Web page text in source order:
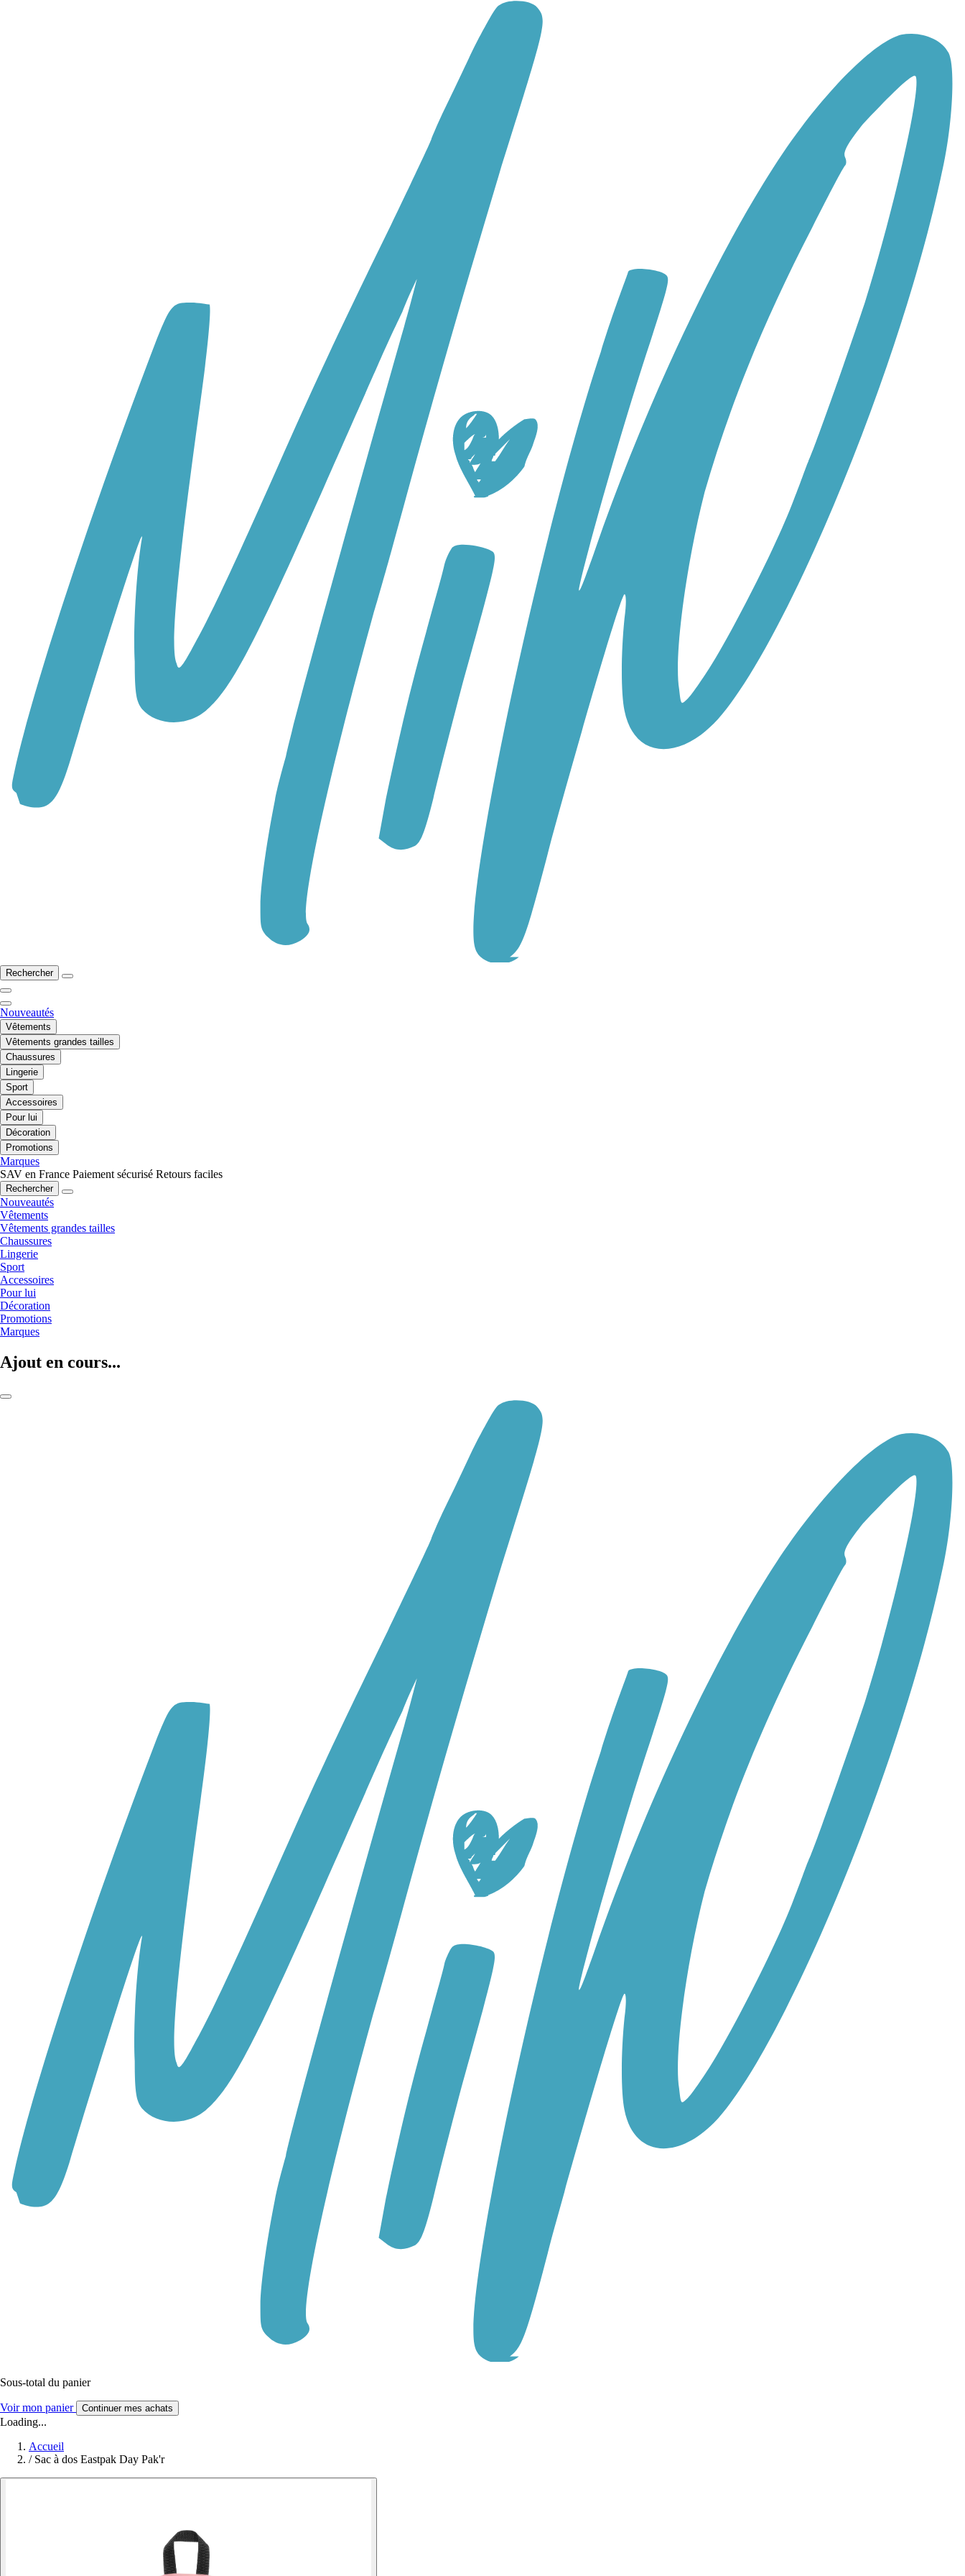
Rechercher
Nouveautés
Vêtements
Vêtements grandes tailles
Chaussures
Lingerie
Sport
Accessoires
Pour lui
Décoration
Promotions
Marques
SAV en France Paiement sécurisé Retours faciles
Rechercher
Nouveautés
Vêtements
Vêtements grandes tailles
Chaussures
Lingerie
Sport
Accessoires
Pour lui
Décoration
Promotions
Marques
Ajout en cours...
Sous-total du panier
Voir mon panier Continuer mes achats
Loading...
Accueil
/ Sac à dos Eastpak Day Pak'r